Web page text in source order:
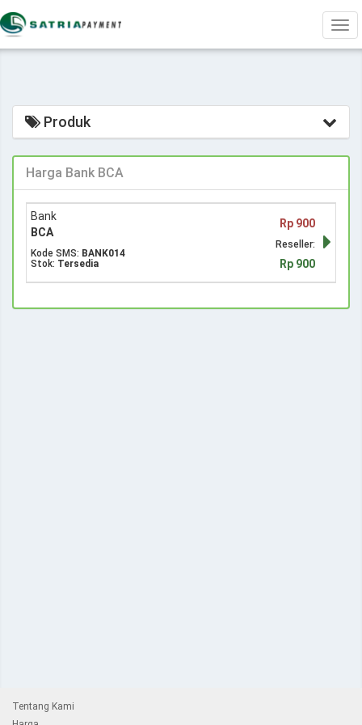
Produk
Harga Bank BCA
Bank
BCA
Kode SMS: BANK014
Stok: Tersedia
Rp 900
Reseller:
Rp 900
Tentang Kami